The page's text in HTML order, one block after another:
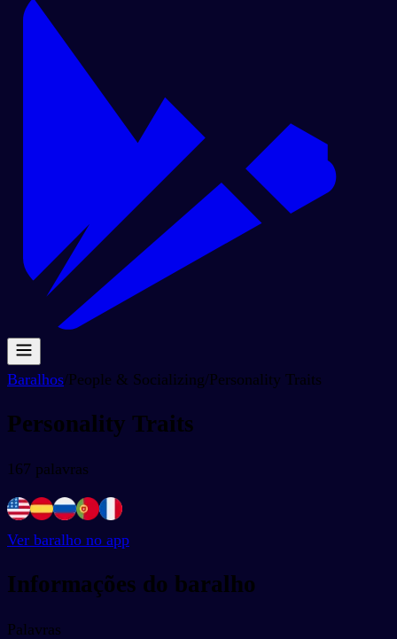
Baralhos/People & Socializing/Personality Traits
Personality Traits
167 palavras
Ver baralho no app
Informações do baralho
Palavras